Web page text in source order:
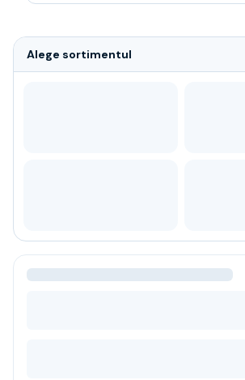
Gin
Tequila
BLACK FRIDAY
Bauturi fine selectie
Cumperi mai mult platesti mai putin
Alege sortimentul